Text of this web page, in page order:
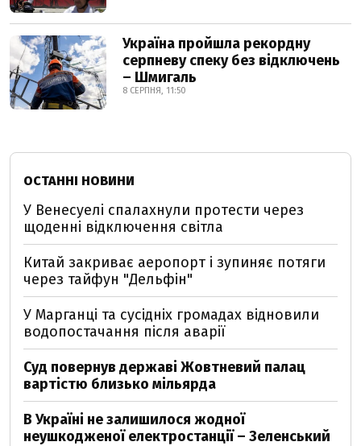
Україна пройшла рекордну
серпневу спеку без відключень
– Шмигаль
8 СЕРПНЯ, 11:50
ОСТАННІ НОВИНИ
У Венесуелі спалахнули протести через
щоденні відключення світла
Китай закриває аеропорт і зупиняє потяги
через тайфун "Дельфін"
У Марганці та сусідніх громадах відновили
водопостачання після аварії
Суд повернув державі Жовтневий палац
вартістю близько мільярда
В Україні не залишилося жодної
неушкодженої електростанції – Зеленський